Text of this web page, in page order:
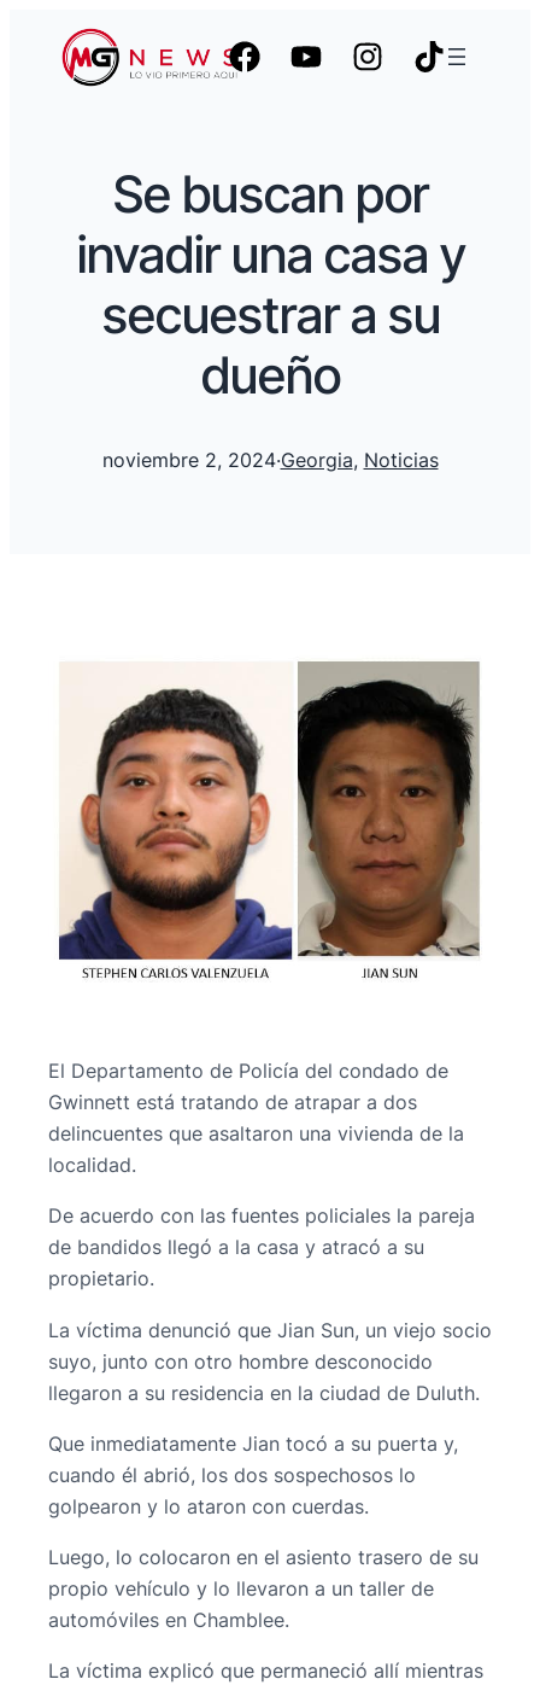
Se buscan por
invadir una casa y
secuestrar a su
dueño
noviembre 2, 2024·Georgia, Noticias
El Departamento de Policía del condado de
Gwinnett está tratando de atrapar a dos
delincuentes que asaltaron una vivienda de la
localidad.
De acuerdo con las fuentes policiales la pareja
de bandidos llegó a la casa y atracó a su
propietario.
La víctima denunció que Jian Sun, un viejo socio
suyo, junto con otro hombre desconocido
llegaron a su residencia en la ciudad de Duluth.
Que inmediatamente Jian tocó a su puerta y,
cuando él abrió, los dos sospechosos lo
golpearon y lo ataron con cuerdas.
Luego, lo colocaron en el asiento trasero de su
propio vehículo y lo llevaron a un taller de
automóviles en Chamblee.
La víctima explicó que permaneció allí mientras